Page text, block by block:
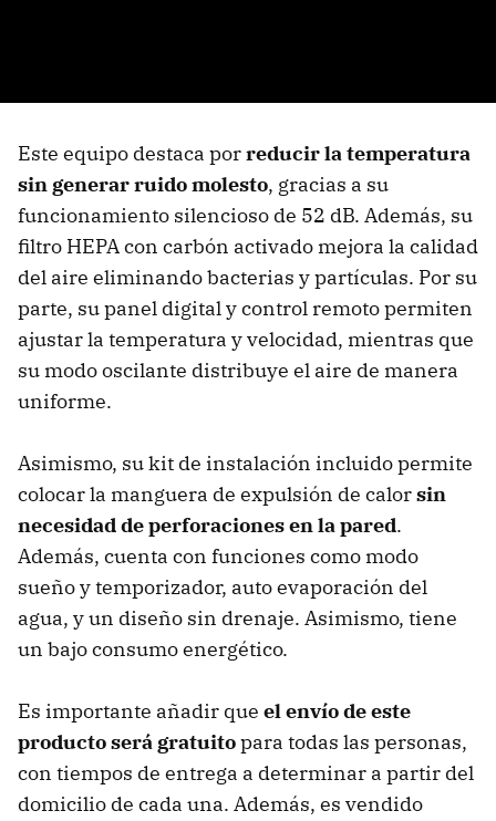
Este equipo destaca porreducir la temperatura
sin generar ruido molesto, gracias a su
funcionamiento silencioso de 52 dB. Además, su
filtro HEPA con carbón activado mejora la calidad
del aire eliminando bacterias y partículas. Por su
parte, su panel digital y control remoto permiten
ajustar la temperatura y velocidad, mientras que
su modo oscilante distribuye el aire de manera
uniforme.
Asimismo, su kit de instalación incluido permite
colocar la manguera de expulsión de calorsin
necesidad de perforaciones en la pared.
Además, cuenta con funciones como modo
sueño y temporizador, auto evaporación del
agua, y un diseño sin drenaje. Asimismo, tiene
un bajo consumo energético.
Es importante añadir que el envío de este
producto será gratuitopara todas las personas,
con tiempos de entrega a determinar a partir del
domicilio de cada una. Además, es vendido